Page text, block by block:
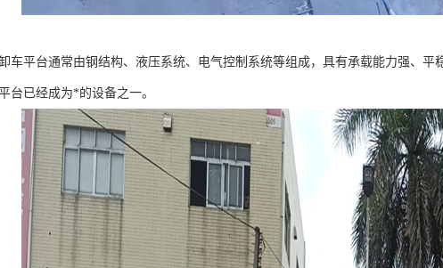
车平台通常由钢结构、液压系统、电气控制系统等组成，具有承载能力强、
台已经成为*的设备之一。